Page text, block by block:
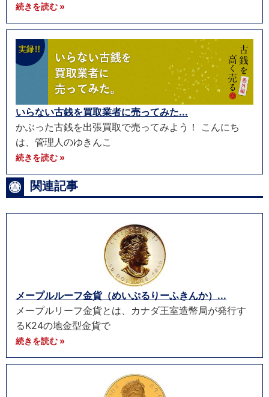
続きを読む »
いらない古銭を買取業者に売ってみた...
かぶった古銭を出張買取で売ってみよう！ こんにち
は、管理人のゆきんこ
続きを読む »
関連記事
メープルルーフ金貨（めいぷるりーふきんか）...
メープルリーフ金貨とは、カナダ王室造幣局が発行す
るK24の地金型金貨で
続きを読む »